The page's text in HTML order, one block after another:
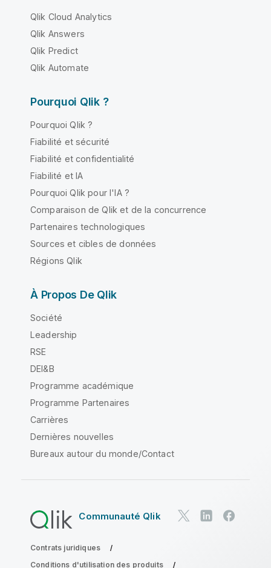
Qlik Cloud Analytics
Qlik Answers
Qlik Predict
Qlik Automate
Pourquoi Qlik ?
Pourquoi Qlik ?
Fiabilité et sécurité
Fiabilité et confidentialité
Fiabilité et IA
Pourquoi Qlik pour l'IA ?
Comparaison de Qlik et de la concurrence
Partenaires technologiques
Sources et cibles de données
Régions Qlik
À Propos De Qlik
Société
Leadership
RSE
DEI&B
Programme académique
Programme Partenaires
Carrières
Dernières nouvelles
Bureaux autour du monde/Contact
Communauté Qlik
Contrats juridiques
Conditions d'utilisation des produits